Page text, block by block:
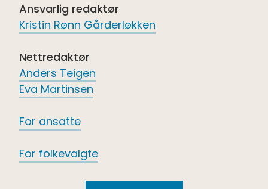
Ansvarlig redaktør
Kristin Rønn Gårderløkken
Nettredaktør
Anders Teigen
Eva Martinsen
For ansatte
For folkevalgte